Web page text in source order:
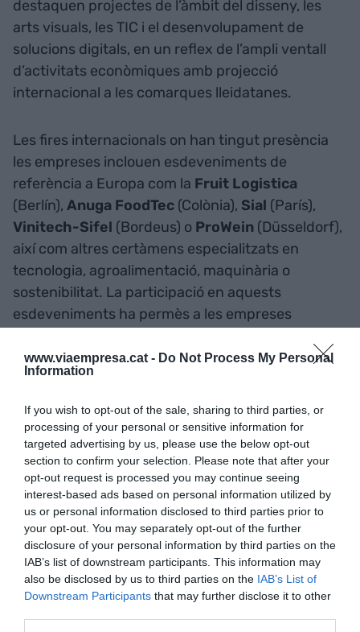
www.viaempresa.cat - Do Not Process My Personal
Information
If you wish to opt-out of the sale, sharing to third parties, or
processing of your personal or sensitive information for
targeted advertising by us, please use the below opt-out
section to confirm your selection. Please note that after your
opt-out request is processed you may continue seeing
interest-based ads based on personal information utilized by
us or personal information disclosed to third parties prior to
your opt-out. You may separately opt-out of the further
disclosure of your personal information by third parties on the
IAB’s list of downstream participants. This information may
also be disclosed by us to third parties on the IAB’s List of
Downstream Participants that may further disclose it to other
destaquen projectes de l’àmbit del disseny, les
arts visuals, les TIC i el desenvolupament de
solucions digitals, en un reflex de l’ampli ventall
d’activitats econòmiques amb projecció
internacional a les comarques lleidatanes.
Les fires internacionals on han tingut presència
les empreses inclouen esdeveniments de
referència a Europa com la Fruit Logistica
(Berlín), Anuga FoodTec (Colònia), Sial (París),
Vinitech-Sifel (Bordeus) o ProWein (Düsseldorf),
així com altres certàmens especialitzats en
tecnologia, agroalimentació, maquinària o
sostenibilitat. La participació en aquests
esdeveniments ha permès a les empreses
contactar amb clients internacionals i establir
col·laboracions estratègiques.
Fins a un 30% de les
despeses
Les subvencions cobreixen despeses com els
drets de participació, el lloguer i manteniment
d’espais d’exposició, així com la contractació de
traductors o intèrprets. Hi han pogut optar
empreses amb domicili social i centre de treball a